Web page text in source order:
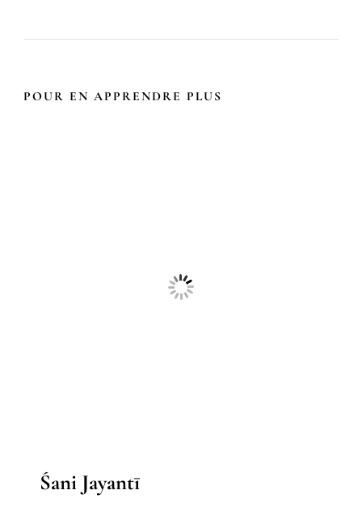
POUR EN APPRENDRE PLUS
Śani Jayantī